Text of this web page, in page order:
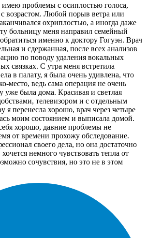
имею проблемы с осиплостью голоса,
возрастом. Любой порыв ветра или
охриплостью, а иногда даже
больницу меня направил семейный
именно к доктору Гогуэн. Врач
и сдержанная, после всех анализов
по поводу удаления вокальных
связках. С утра меня встретила
в палату, я была очень удивлена, что
место, ведь сама операция не очень
уже была дома. Красивая и светлая
телевизором и с отдельным
я перенесла хорошо, врач через четыре
моим состоянием и выписала домой.
хорошо, давние проблемы не
от времени прохожу обследование.
своего дела, но она достаточно
хочется немного чувствовать тепла от
сочувствия, но это не в этом